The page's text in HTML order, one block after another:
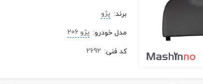
برند: پژو
مدل خودرو: پژو 206
کد فنی:
2692